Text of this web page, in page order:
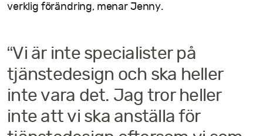
verklig förändring, menar Jenny.
“Vi är inte specialister på
tjänstedesign och ska heller
inte vara det. Jag tror heller
inte att vi ska anställa för